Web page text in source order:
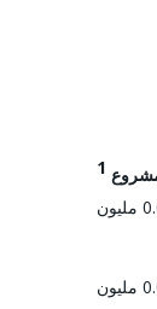
1